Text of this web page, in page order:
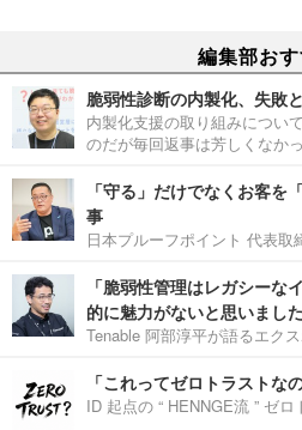
編集部お
脆弱性診断の内製化、失敗
内製化支援の取り組みについ
のだが毎回返事は芳しくなか
「守る」だけでなくお客を
事
日本プルーフポイント 代表
「脆弱性管理はレガシーな
的に魅力がないと思いまし
Tenable 阿部淳平が語るエク
「これってゼロトラストな
ID 起点の “ HENNGE流 ” ゼ